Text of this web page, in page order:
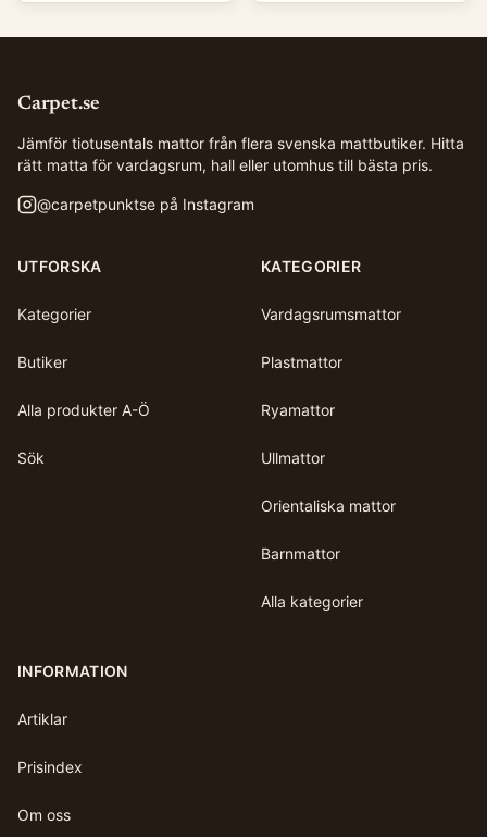
Carpet.se
Jämför tiotusentals mattor från flera svenska mattbutiker. Hitta
rätt matta för vardagsrum, hall eller utomhus till bästa pris.
@carpetpunktse på Instagram
UTFORSKA
Kategorier
Butiker
Alla produkter A-Ö
Sök
KATEGORIER
Vardagsrumsmattor
Plastmattor
Ryamattor
Ullmattor
Orientaliska mattor
Barnmattor
Alla kategorier
INFORMATION
Artiklar
Prisindex
Om oss